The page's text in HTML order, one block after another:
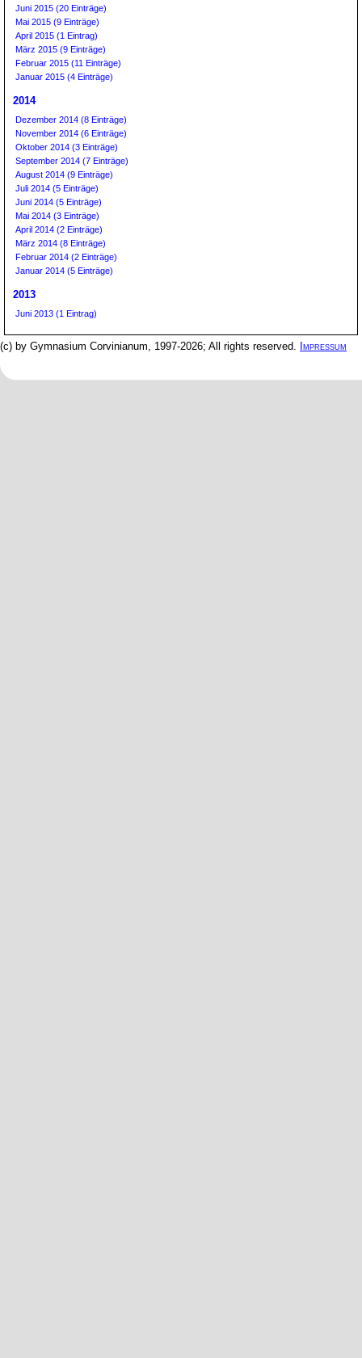
Juni 2015 (20 Einträge)
Mai 2015 (9 Einträge)
April 2015 (1 Eintrag)
März 2015 (9 Einträge)
Februar 2015 (11 Einträge)
Januar 2015 (4 Einträge)
2014
Dezember 2014 (8 Einträge)
November 2014 (6 Einträge)
Oktober 2014 (3 Einträge)
September 2014 (7 Einträge)
August 2014 (9 Einträge)
Juli 2014 (5 Einträge)
Juni 2014 (5 Einträge)
Mai 2014 (3 Einträge)
April 2014 (2 Einträge)
März 2014 (8 Einträge)
Februar 2014 (2 Einträge)
Januar 2014 (5 Einträge)
2013
Juni 2013 (1 Eintrag)
(c) by Gymnasium Corvinianum, 1997-2026; All rights reserved. Impressum